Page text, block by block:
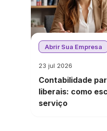
Abrir Sua Empresa
23 jul 2026
Contabilidade
liberais: como
serviço